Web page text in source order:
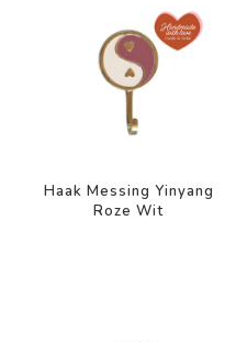
Haak Messing Yinyang
Roze Wit